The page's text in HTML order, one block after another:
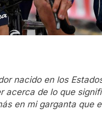
nacido en los
acerca de lo que
en mi garganta que